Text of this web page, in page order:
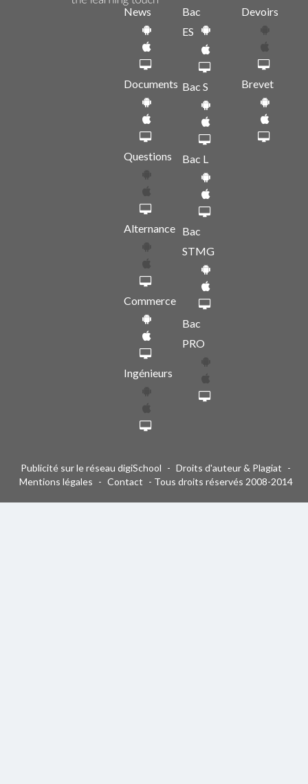
News
Documents
Questions
Alternance
Commerce
Ingénieurs
Bac
ES
Bac S
Bac L
Bac
STMG
Bac
PRO
Devoirs
Brevet
Publicité sur le réseau digiSchool - Droits d'auteur & Plagiat -
Mentions légales - Contact - Tous droits réservés 2008-2014